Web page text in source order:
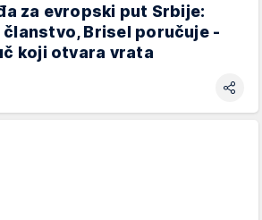
za evropski put Srbije:
Brisel poručuje -
koji otvara vrata